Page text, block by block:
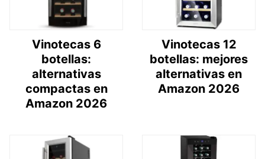
Vinotecas 6
botellas:
alternativas
compactas en
Amazon 2026
Vinotecas 12
botellas: mejores
alternativas en
Amazon 2026